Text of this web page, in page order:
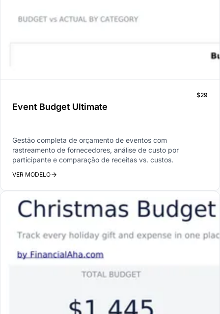
Event Budget Ultimate
$29
Gestão completa de orçamento de eventos com
rastreamento de fornecedores, análise de custo por
participante e comparação de receitas vs. custos.
VER MODELO